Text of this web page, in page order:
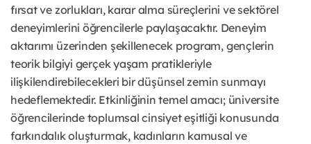
fırsat ve zorlukları, karar alma süreçlerini ve sektörel
deneyimlerini öğrencilerle paylaşacaktır. Deneyim
aktarımı üzerinden şekillenecek program, gençlerin
teorik bilgiyi gerçek yaşam pratikleriyle
ilişkilendirebilecekleri bir düşünsel zemin sunmayı
hedeflemektedir. Etkinliğinin temel amacı; üniversite
öğrencilerinde toplumsal cinsiyet eşitliği konusunda
farkındalık oluşturmak, kadınların kamusal ve